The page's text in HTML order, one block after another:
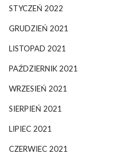
STYCZEŃ 2022
GRUDZIEŃ 2021
LISTOPAD 2021
PAŹDZIERNIK 2021
WRZESIEŃ 2021
SIERPIEŃ 2021
LIPIEC 2021
CZERWIEC 2021